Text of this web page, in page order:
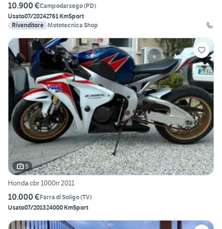
10.900 €Campodarsego(PD)
Usato07/20242761 KmSport
Rivenditore Mototecnica Shop
5
Honda cbr 1000rr 2011
10.000 €Farra di Soligo(TV)
Usato07/201324000 KmSport